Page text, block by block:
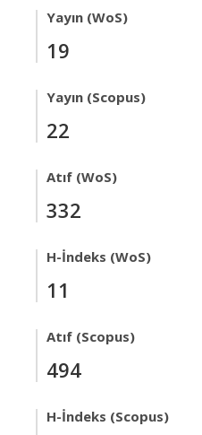
Yayın (WoS)
19
Yayın (Scopus)
22
Atıf (WoS)
332
H-İndeks (WoS)
11
Atıf (Scopus)
494
H-İndeks (Scopus)